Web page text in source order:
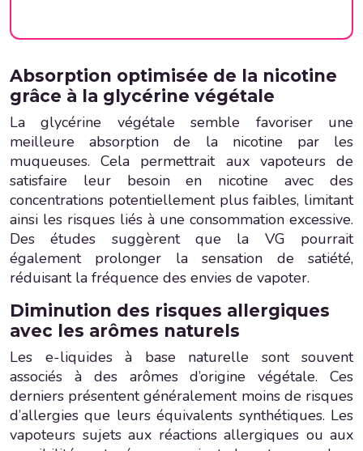
Absorption optimisée de la nicotine
grâce à la glycérine végétale
La glycérine végétale semble favoriser une
meilleure absorption de la nicotine par les
muqueuses. Cela permettrait aux vapoteurs de
satisfaire leur besoin en nicotine avec des
concentrations potentiellement plus faibles, limitant
ainsi les risques liés à une consommation excessive.
Des études suggèrent que la VG pourrait
également prolonger la sensation de satiété,
réduisant la fréquence des envies de vapoter.
Diminution des risques allergiques
avec les arômes naturels
Les e-liquides à base naturelle sont souvent
associés à des arômes d’origine végétale. Ces
derniers présentent généralement moins de risques
d’allergies que leurs équivalents synthétiques. Les
vapoteurs sujets aux réactions allergiques ou aux